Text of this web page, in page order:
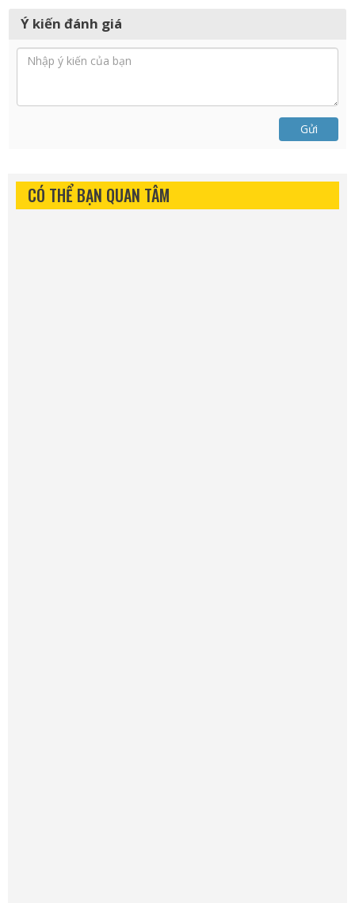
Ý kiến đánh giá
Gửi
CÓ THỂ BẠN QUAN TÂM